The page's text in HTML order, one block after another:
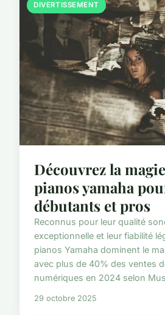
DIVERTISSEMENT
Découvrez la
pianos yamaha
débutants et pros
Reconnus pour leur qualité
exceptionnelle et leur fiabilité
pianos Yamaha dominent le
avec plus de 40% des ventes
numériques en 2024 selon
29 octobre 2025